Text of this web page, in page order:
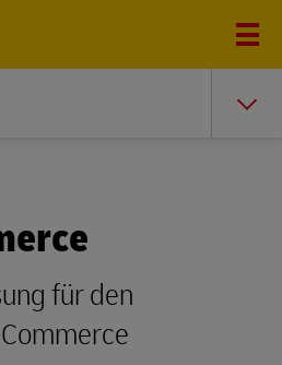
für den